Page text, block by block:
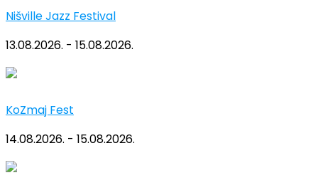
Nišville Jazz Festival
13.08.2026. - 15.08.2026.
KoZmaj Fest
14.08.2026. - 15.08.2026.